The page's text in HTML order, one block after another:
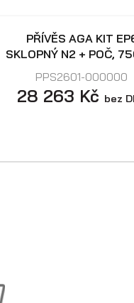
PŘÍVĚS AGA KIT
SKLOPNÝ N2 + POČ,
PPS2601-000000
28 263 Kč bez